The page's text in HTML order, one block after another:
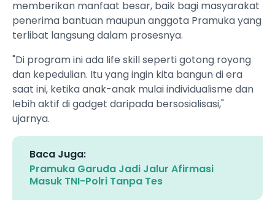
memberikan manfaat besar, baik bagi masyarakat
penerima bantuan maupun anggota Pramuka yang
terlibat langsung dalam prosesnya.
"Di program ini ada life skill seperti gotong royong
dan kepedulian. Itu yang ingin kita bangun di era
saat ini, ketika anak-anak mulai individualisme dan
lebih aktif di gadget daripada bersosialisasi,"
ujarnya.
Baca Juga:
Pramuka Garuda Jadi Jalur Afirmasi
Masuk TNI-Polri Tanpa Tes